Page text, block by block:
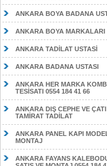
ANKARA BOYA BADANA
ANKARA BOYA MARKALARI
ANKARA TADİLAT USTASİ
ANKARA BADANA USTASI
ANKARA HER MARKA
TESİSATI 0554 184 41 66
ANKARA DIŞ CEPHE VE ÇATI
TAMİRAT TADİLAT
ANKARA PANEL KAPI
MONTAJ
ANKARA FAYANS